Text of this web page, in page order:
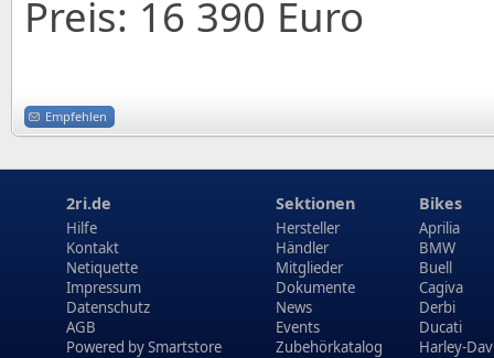
Preis: 16 390 Euro
Empfehlen
2ri.de
Hilfe
Kontakt
Netiquette
Impressum
Datenschutz
AGB
Powered bySmartstore
Sektionen
Hersteller
Händler
Mitglieder
Dokumente
News
Events
Zubehörkatalog
Bikes
Aprilia
BMW
Buell
Cagiva
Derbi
Ducati
Harley-